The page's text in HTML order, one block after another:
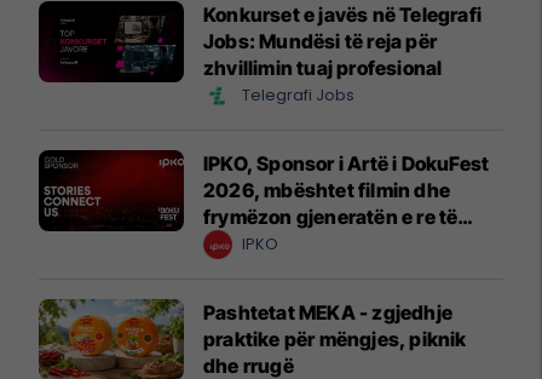
Konkurset e javës në Telegrafi
Jobs: Mundësi të reja për
zhvillimin tuaj profesional
Telegrafi Jobs
IPKO, Sponsor i Artë i DokuFest
2026, mbështet filmin dhe
frymëzon gjeneratën e re të
krijuesve
IPKO
Pashtetat MEKA - zgjedhje
praktike për mëngjes, piknik
dhe rrugë